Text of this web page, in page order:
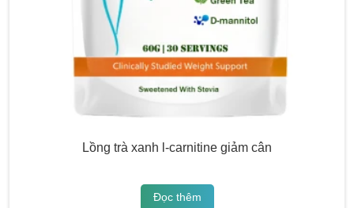
Lồng trà xanh l-carnitine giảm cân
Đọc thêm